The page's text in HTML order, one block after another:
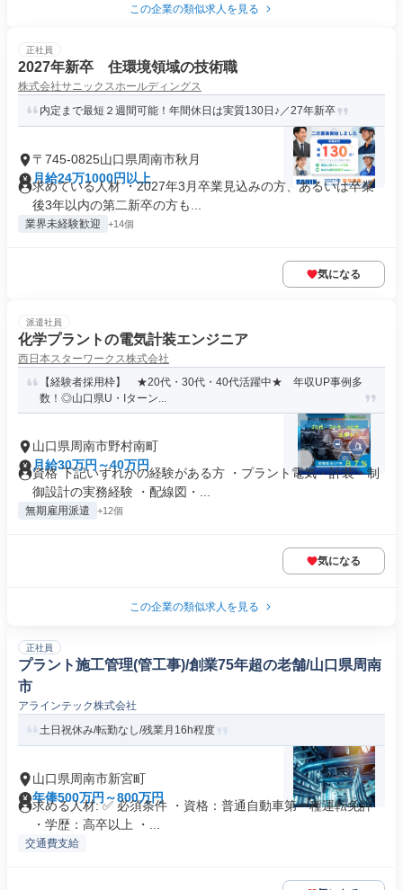
この企業の類似求人を見る
正社員
2027年新卒 住環境領域の技術職
株式会社サニックスホールディングス
内定まで最短２週間可能！年間休日は実質130日♪／27年新卒
〒745-0825山口県周南市秋月
月給24万1000円以上
求めている人材 ・2027年3月卒業見込みの方、あるいは卒業
後3年以内の第二新卒の方も...
業界未経験歓迎 +14個
気になる
派遣社員
化学プラントの電気計装エンジニア
西日本スターワークス株式会社
【経験者採用枠】 ★20代・30代・40代活躍中★ 年収UP事例多
数！◎山口県U・Iターン...
山口県周南市野村南町
月給30万円～40万円
資格 下記いずれかの経験がある方 ・プラント電気・計装・制
御設計の実務経験 ・配線図・...
無期雇用派遣 +12個
気になる
この企業の類似求人を見る
正社員
プラント施工管理(管工事)/創業75年超の老舗/山口県周南
市
アラインテック株式会社
土日祝休み/転勤なし/残業月16h程度
山口県周南市新宮町
年俸500万円～800万円
求める人材: ✅ 必須条件 ・資格：普通自動車第一種運転免許
・学歴：高卒以上 ・...
交通費支給